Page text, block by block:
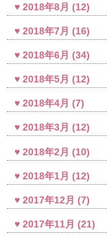
2018年8月 (12)
2018年7月 (16)
2018年6月 (34)
2018年5月 (12)
2018年4月 (7)
2018年3月 (12)
2018年2月 (10)
2018年1月 (12)
2017年12月 (7)
2017年11月 (21)